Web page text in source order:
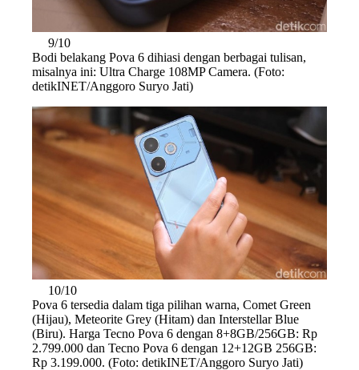
9/10
Bodi belakang Pova 6 dihiasi dengan berbagai tulisan,
misalnya ini: Ultra Charge 108MP Camera. (Foto:
detikINET/Anggoro Suryo Jati)
10/10
Pova 6 tersedia dalam tiga pilihan warna, Comet Green
(Hijau), Meteorite Grey (Hitam) dan Interstellar Blue
(Biru). Harga Tecno Pova 6 dengan 8+8GB/256GB: Rp
2.799.000 dan Tecno Pova 6 dengan 12+12GB 256GB:
Rp 3.199.000. (Foto: detikINET/Anggoro Suryo Jati)